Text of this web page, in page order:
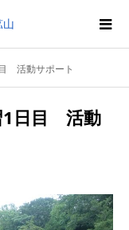
活動サポート
1日目 活動